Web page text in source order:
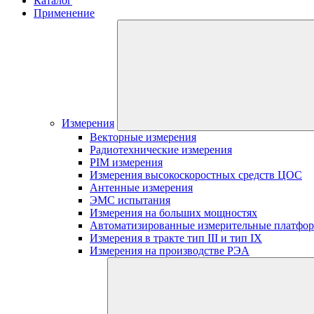
Применение
Измерения
Векторные измерения
Радиотехнические измерения
PIM измерения
Измерения высокоскоростных средств ЦОС
Антенные измерения
ЭМС испытания
Измерения на больших мощностях
Автоматизированные измерительные
Измерения в тракте тип III и тип IX
Измерения на производстве РЭА